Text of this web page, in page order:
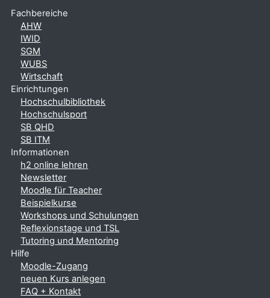
Fachbereiche
AHW
IWID
SGM
WUBS
Wirtschaft
Einrichtungen
Hochschulbibliothek
Hochschulsport
SB QHD
SB ITM
Informationen
h2 online lehren
Newsletter
Moodle für Teacher
Beispielkurse
Workshops und Schulungen
Reflexionstage und TSL
Tutoring und Mentoring
Hilfe
Moodle-Zugang
neuen Kurs anlegen
FAQ + Kontakt